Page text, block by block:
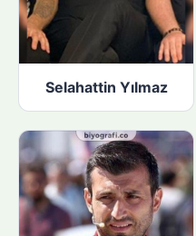
Selahattin Yılmaz